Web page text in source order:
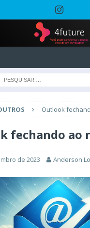
Outlook
fechando ao
de 2023 Anderson